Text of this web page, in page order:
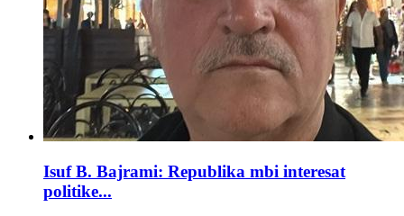
Isuf B. Bajrami: Republika mbi interesat
politike...